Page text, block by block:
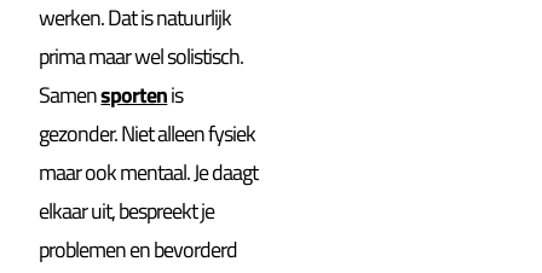
werken. Dat is natuurlijk
prima maar wel solistisch.
Samensportenis
gezonder. Niet alleen fysiek
maar ook mentaal. Je daagt
elkaar uit, bespreekt je
problemen en bevorderd